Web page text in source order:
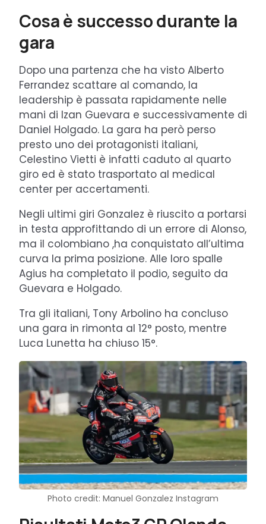
Cosa è successo durante la
gara
Dopo una partenza che ha visto Alberto
Ferrandez scattare al comando, la
leadership è passata rapidamente nelle
mani di Izan Guevara e successivamente di
Daniel Holgado. La gara ha però perso
presto uno dei protagonisti italiani,
Celestino Vietti è infatti caduto al quarto
giro ed è stato trasportato al medical
center per accertamenti.
Negli ultimi giri Gonzalez è riuscito a portarsi
in testa approfittando di un errore di Alonso,
ma il colombiano ,ha conquistato all’ultima
curva la prima posizione. Alle loro spalle
Agius ha completato il podio, seguito da
Guevara e Holgado.
Tra gli italiani, Tony Arbolino ha concluso
una gara in rimonta al 12° posto, mentre
Luca Lunetta ha chiuso 15°.
Photo credit: Manuel Gonzalez Instagram